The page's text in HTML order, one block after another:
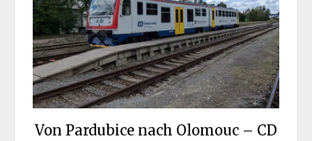
Von Pardubice nach Olomouc – CD